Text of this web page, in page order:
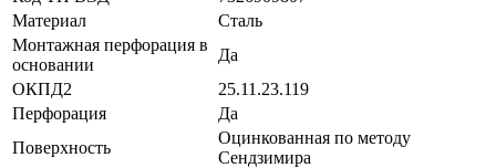
Материал
Сталь
Монтажная перфорация в
основании
Да
ОКПД2
25.11.23.119
Перфорация
Да
Поверхность
Оцинкованная по методу
Сендзимира